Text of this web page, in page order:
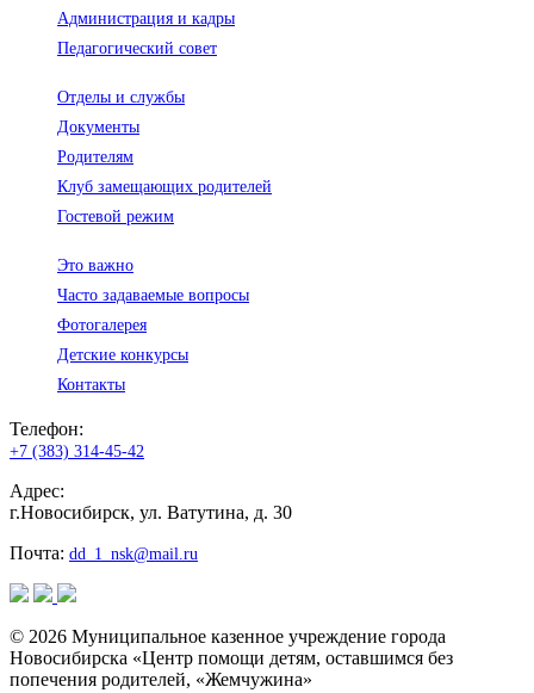
Администрация и кадры
Педагогический совет
Отделы и службы
Документы
Родителям
Клуб замещающих родителей
Гостевой режим
Это важно
Часто задаваемые вопросы
Фотогалерея
Детские конкурсы
Контакты
Телефон:
+7 (383) 314-45-42
Адрес:
г.Новосибирск, ул. Ватутина, д. 30
Почта: dd_1_nsk@mail.ru
© 2026 Муниципальное казенное учреждение города
Новосибирска «Центр помощи детям, оставшимся без
попечения родителей, «Жемчужина»